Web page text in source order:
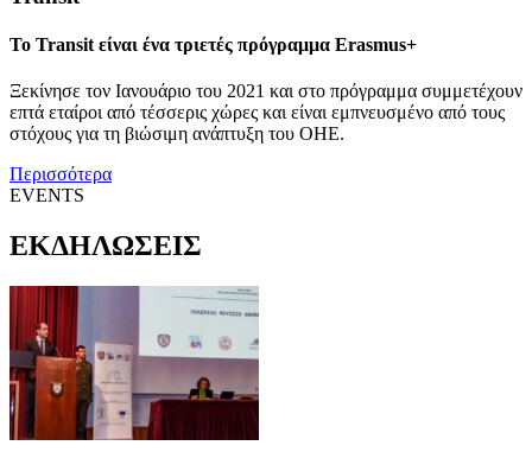
Το Transit είναι ένα τριετές πρόγραμμα Erasmus+
Ξεκίνησε τον Ιανουάριο του 2021 και στο πρόγραμμα συμμετέχουν
επτά εταίροι από τέσσερις χώρες και είναι εμπνευσμένο από τους
στόχους για τη βιώσιμη ανάπτυξη του ΟΗΕ.
Περισσότερα
EVENTS
ΕΚΔΗΛΩΣΕΙΣ